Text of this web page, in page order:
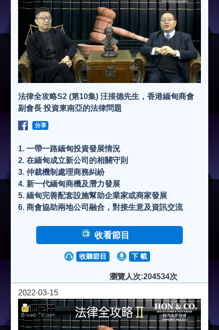
法律全攻略S2 (第10集) 汪掁德先生，香港緬甸商會
副會長 投資東南亞的法律問題
分享
1. 一帶一路緬甸投資發展情況
2. 在緬甸成立新公司的相關守則
3. 仲裁機制處理商務糾紛
4. 新一代緬甸商機及潛力發展
5. 緬甸完善配套設施幫助企業家或商家發展
6. 商會協助兩地公司融合，對接生意及資訊交流
收看節目
收聽節目 下 載
瀏覽人次:204534次
2022-03-15